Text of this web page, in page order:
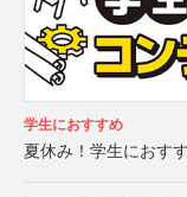
学生におすすめ
夏休み！学生におす